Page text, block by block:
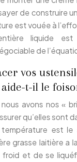
de construire
est vouée à
liquide
de
vos
t-il le
avons nos «
qu’elles sont
température est
grasse laitière a
et de se